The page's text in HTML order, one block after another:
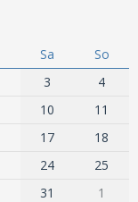
Sa
So
3
4
10
11
17
18
24
25
31 1